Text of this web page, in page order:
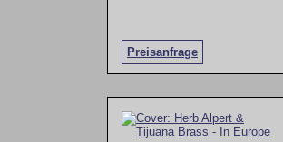
Preisanfrage